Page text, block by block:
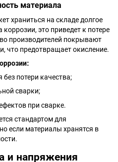
материала
храниться на складе долгое
это приведет к потере
производителей покрывают
что предотвращает окисление.
потери качества;
сварки;
при сварке.
стандартом для
если материалы хранятся в
и напряжения